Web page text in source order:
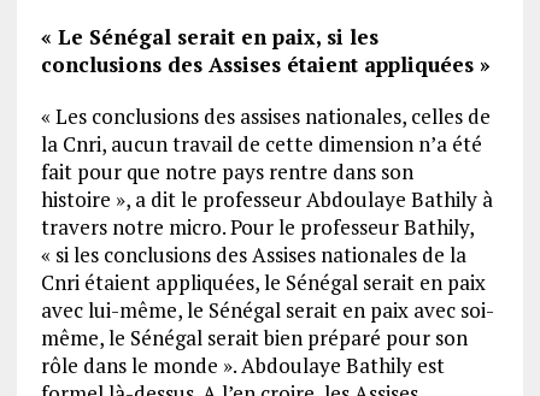
« Le Sénégal serait en paix, si les
conclusions des Assises étaient appliquées »
« Les conclusions des assises nationales, celles de
la Cnri, aucun travail de cette dimension n’a été
fait pour que notre pays rentre dans son
histoire », a dit le professeur Abdoulaye Bathily à
travers notre micro. Pour le professeur Bathily,
« si les conclusions des Assises nationales de la
Cnri étaient appliquées, le Sénégal serait en paix
avec lui-même, le Sénégal serait en paix avec soi-
même, le Sénégal serait bien préparé pour son
rôle dans le monde ». Abdoulaye Bathily est